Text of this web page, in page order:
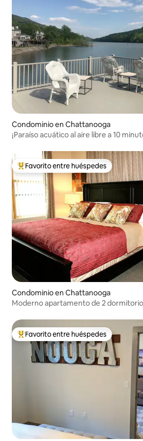
Condominio en Chattanooga
¡Paraíso acuático al aire libre a 10
De los mejores en Favorito entre
Favorito entre huéspedes
Condominio en Chattanooga
Moderno apartamento de 2
De los mejores en Favorito entre
Favorito entre huéspedes